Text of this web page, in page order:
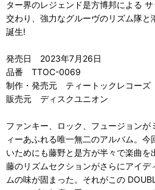
ター界のレジェンド是方博邦による
交わり、強力なグルーヴのリズム隊と
誕生!
発売日 2023年7月26日
品番 TTOC-0069
制作・発売元 ティートックレコーズ
販売元 ディスクユニオン
ファンキー、ロック、フュージョンが
ィーあふれる唯一無二のアルバム。
いためにも藤野と是方が半々で楽曲を
藤のリズムセクションがさらにアイデ
ムの味が固まった。それがこの